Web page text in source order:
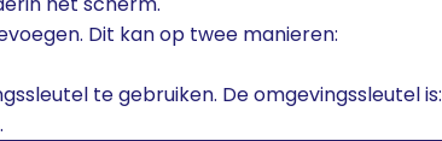
Dit kan op twee manieren:
te gebruiken. De omgevingssleutel is: